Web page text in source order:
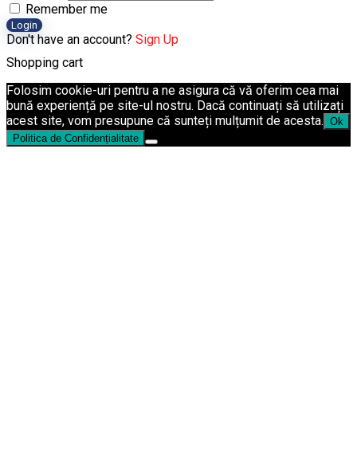
Remember me
Login
Don't have an account? Sign Up
Shopping cart
Folosim cookie-uri pentru a ne asigura că vă oferim cea mai
bună experiență pe site-ul nostru. Dacă continuați să utilizați
acest site, vom presupune că sunteți mulțumit de acesta. Ok
Politica de Confidențialitate